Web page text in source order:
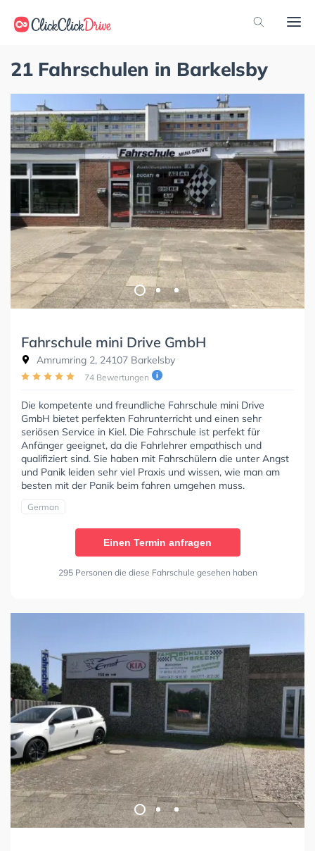
21 Fahrschulen in Barkelsby
Fahrschule mini Drive GmbH
Amrumring 2, 24107 Barkelsby
74 Bewertungen
Die kompetente und freundliche Fahrschule mini Drive
GmbH bietet perfekten Fahrunterricht und einen sehr
seriösen Service in Kiel. Die Fahrschule ist perfekt für
Anfänger geeignet, da die Fahrlehrer empathisch und
qualifiziert sind. Sie haben mit Fahrschülern die unter Angst
und Panik leiden sehr viel Praxis und wissen, wie man am
besten mit der Panik beim fahren umgehen muss.
German
Einen Termin anfragen
295 Personen die diese Fahrschule gesehen haben